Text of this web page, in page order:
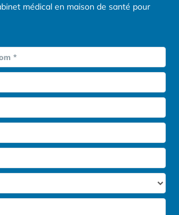
médical en maison de santé pour
*